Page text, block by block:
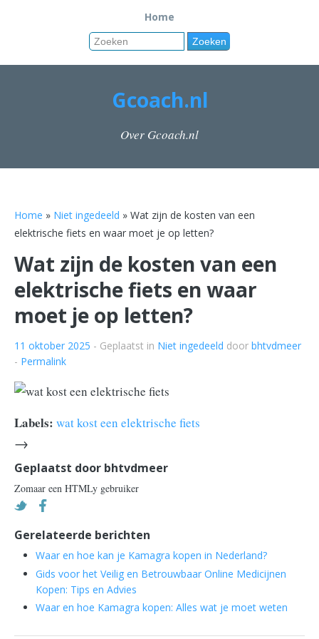
Home
Gcoach.nl
Over Gcoach.nl
Home » Niet ingedeeld » Wat zijn de kosten van een
elektrische fiets en waar moet je op letten?
Wat zijn de kosten van een
elektrische fiets en waar
moet je op letten?
11 oktober 2025 - Geplaatst in Niet ingedeeld door bhtvdmeer
- Permalink
Labels: wat kost een elektrische fiets
→
Geplaatst door bhtvdmeer
Zomaar een HTMLy gebruiker
Gerelateerde berichten
Waar en hoe kan je Kamagra kopen in Nederland?
Gids voor het Veilig en Betrouwbaar Online Medicijnen
Kopen: Tips en Advies
Waar en hoe Kamagra kopen: Alles wat je moet weten